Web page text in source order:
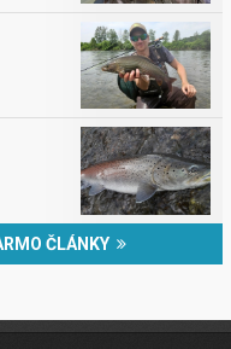
ČLÁNKY